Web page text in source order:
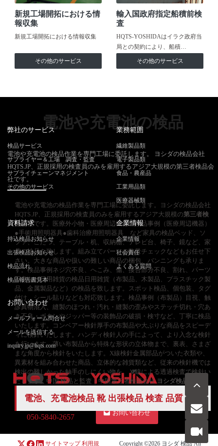
新規工場開拓における情
報収集
新規工場開拓における情報収集
その他のサービス
輸入国政府指定船積前検
査
HQTS-YOSHIDAはイラク政府当
局との契約により、船積…
その他のサービス
電池や充電池の検品
電池や充電池の検品作業を専門工場に委託します。 ヨシダの検品会社
HQTS.JP、正規採用の検査員のみを雇用するアジア大規模の第三者検品会
社です。
電池や充電池の検品作業を専門工場に委託します。ヨシダの検品会社
HQTS.JP、正規採用の検査員のみを雇用するアジア大規模の第三者検
品会社です。医療外小物・医療周辺機器の検品事例（医療周辺機器）
●手術用照明器具●歯科治療用照明器具 など家具の検品ベッド、ソ
ファ、こたつ、テーブル・机、収納棚、テレビ台、椅子、鏡など、家
具の検品を致します。組み立てパーツの数量チェックなどもお任せ下
さい。大きな商品や扱いの難しい商品の梱包、バンニングも承りま
す。検品事例ネジ穴不良、へこみ、傷、接合部分不良、割れ、パーツ
不良など日用雑貨の検品日用雑貨（布製品、木製品、プラスチック製
品、金属製品など）の検品を致します。スポット検品、個包装、タグ
付け、シール貼りなども対応致します。検品事例（布製品）目視、触
診異物混入、縫製のほつれ・汚れ・縫製の歪みやステッチ切れ・穴あ
き不良・ボタンやジッパー等の装飾品の破損・検寸など、丁寧に検品
いたします。コンベアー検針厚手の布製品や大ぶりな商品をスピーデ
ィに検針いたします。ハンディ検針人の手によって、より入念な検針
を行います。薄い布製品から特殊な形状の立体物まで、裏表、さまざ
まな角度から検針をいたします。X線検針金属部品がついた衣類や、
異素材を組み合わせた商品、立体的な雑貨類など、従来の検針機では
検出の難しかった触手のしにくい物を、Ｘ線による透過検査で検針い
たします。中国 検品と監査｜中国第三者検品会社ヨシダ検品
電池、充電池検品 靴 出張検品 検査 品質
弊社のサービス
検品サービス
サプライヤー＆工場 調査・監査
サプライチェーンマネジメント
その他のサービス
業務範囲
繊維製品類
電子製品類
食品・農産品
工業用品類
医療器械類
資料請求
持込検品お知らせ
出張検品お知らせ
検品流れ
検品報告書見本
企業情報
企業情報
社会責任
よくある質問
お問い合わせ
メールフォーム問合せ
メールを送信する
inquiry.jp@hqts.com
050-5840-2657
お問い合わせ
サイトマップ 利用規 Copyright ©2026 ヨシダ 検品All